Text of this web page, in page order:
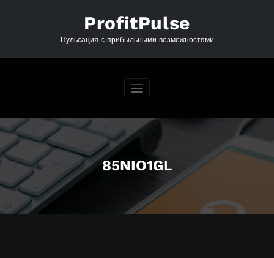
ProfitPulse
Пульсация с прибыльными возможностями
85NIO1GL